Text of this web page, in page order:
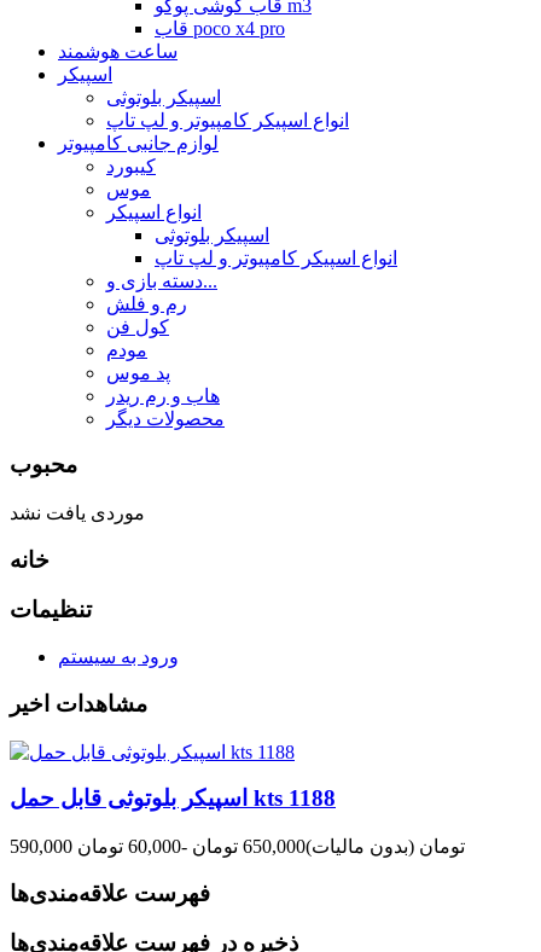
قاب گوشی پوکو m3
قاب poco x4 pro
ساعت هوشمند
اسپیکر
اسپیکر بلوتوثی
انواع اسپیکر کامپیوتر و لپ تاپ
لوازم جانبی کامپیوتر
کیبورد
موس
انواع اسپیکر
اسپیکر بلوتوثی
انواع اسپیکر کامپیوتر و لپ تاپ
دسته بازی و...
رم و فلش
کول فن
مودم
پد موس
هاب و رم ریدر
محصولات دیگر
محبوب
موردی یافت نشد
خانه
تنظیمات
ورود به سیستم
مشاهدات اخیر
اسپیکر بلوتوثی قابل حمل kts 1188
590,000 تومان (بدون مالیات)650,000 تومان -60,000 تومان
فهرست علاقه‌مندی‌ها
ذخیره در فهرست علاقه‌مندی‌ها